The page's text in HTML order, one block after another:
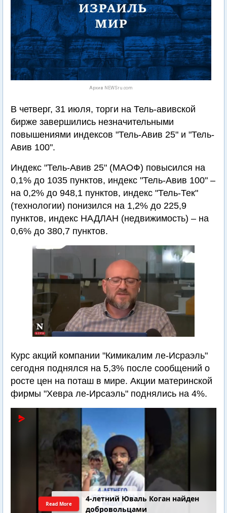
Архив NEWSru.com
В четверг, 31 июля, торги на Тель-авивской
бирже завершились незначительными
повышениями индексов "Тель-Авив 25" и "Тель-
Авив 100".
Индекс "Тель-Авив 25" (МАОФ) повысился на
0,1% до 1035 пунктов, индекс "Тель-Авив 100" –
на 0,2% до 948,1 пунктов, индекс "Тель-Тек"
(технологии) понизился на 1,2% до 225,9
пунктов, индекс НАДЛАН (недвижимость) – на
0,6% до 380,7 пунктов.
Курс акций компании "Кимикалим ле-Исраэль"
сегодня поднялся на 5,3% после сообщений о
росте цен на поташ в мире. Акции материнской
фирмы "Хевра ле-Ирсаэль" поднялись на 4%.
4-летний Юваль Коган найден
добровольцами
Read More